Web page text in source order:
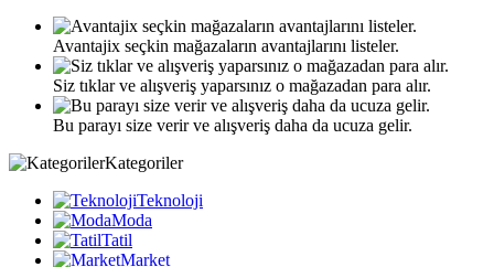
Avantajix seçkin mağazaların avantajlarını listeler.
Siz tıklar ve alışveriş yaparsınız o mağazadan para alır.
Bu parayı size verir ve alışveriş daha da ucuza gelir.
Kategoriler
Teknoloji
Moda
Tatil
Market